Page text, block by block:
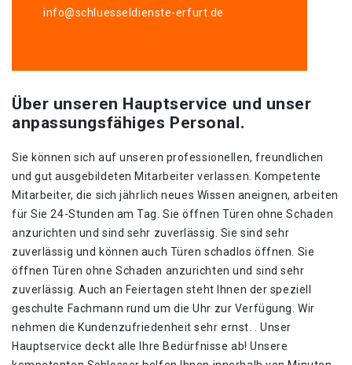
info@schluesseldienste-erfurt.de
Über unseren Hauptservice und unser
anpassungsfähiges Personal.
Sie können sich auf unseren professionellen, freundlichen
und gut ausgebildeten Mitarbeiter verlassen. Kompetente
Mitarbeiter, die sich jährlich neues Wissen aneignen, arbeiten
für Sie 24-Stunden am Tag. Sie öffnen Türen ohne Schaden
anzurichten und sind sehr zuverlässig. Sie sind sehr
zuverlässig und können auch Türen schadlos öffnen. Sie
öffnen Türen ohne Schaden anzurichten und sind sehr
zuverlässig. Auch an Feiertagen steht Ihnen der speziell
geschulte Fachmann rund um die Uhr zur Verfügung. Wir
nehmen die Kundenzufriedenheit sehr ernst. . Unser
Hauptservice deckt alle Ihre Bedürfnisse ab! Unsere